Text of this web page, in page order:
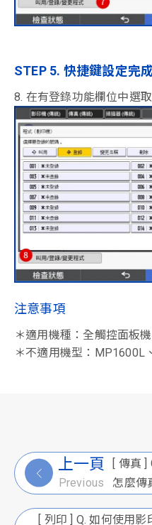
STEP 5. 快捷鍵設定完成
8. 在有登錄功能欄位中選
注意事項
＊適用機種：全觸控面板
＊不適用機型：MP1600L
上一頁
Previous
[ 傳真 ]
怎麼傳
[ 列印 ] Q. 如何使用影